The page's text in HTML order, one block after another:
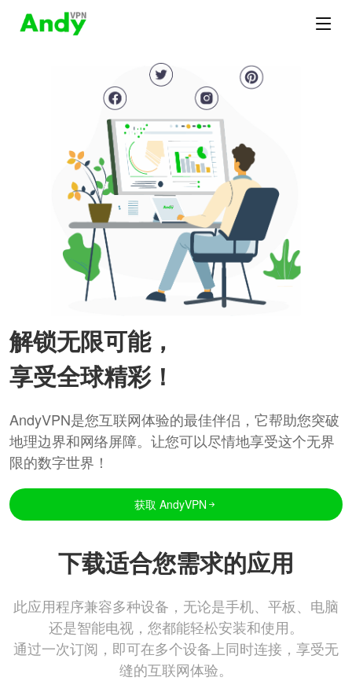
解锁无限可能，
享受全球精彩！
AndyVPN是您互联网体验的最佳伴侣，它帮助您突破
地理边界和网络屏障。让您可以尽情地享受这个无界
限的数字世界！
获取 AndyVPN
下载适合您需求的应用
此应用程序兼容多种设备，无论是手机、平板、电脑
还是智能电视，您都能轻松安装和使用。
通过一次订阅，即可在多个设备上同时连接，享受无
缝的互联网体验。